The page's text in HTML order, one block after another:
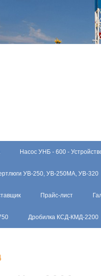
Насос УНБ - 600 -
УВ-250, УВ-250МА, УВ-320
Прайс-лист
Дробилка КСД-КМД-2200